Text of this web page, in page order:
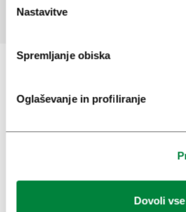
Nastavitve
Spremljanje obiska
Oglaševanje in profiliranje
Dovoli vse
Prijavi se na